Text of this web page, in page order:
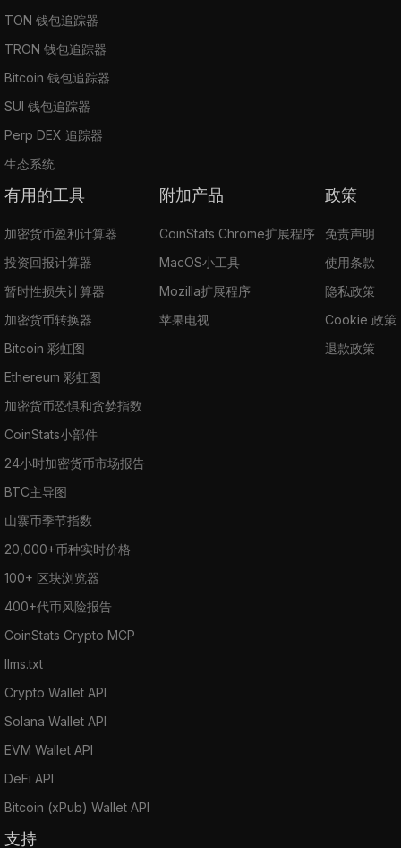
TON 钱包追踪器
TRON 钱包追踪器
Bitcoin 钱包追踪器
SUI 钱包追踪器
Perp DEX 追踪器
生态系统
有用的工具
加密货币盈利计算器
投资回报计算器
暂时性损失计算器
加密货币转换器
Bitcoin 彩虹图
Ethereum 彩虹图
加密货币恐惧和贪婪指数
CoinStats小部件
24小时加密货币市场报告
BTC主导图
山寨币季节指数
20,000+币种实时价格
100+ 区块浏览器
400+代币风险报告
CoinStats Crypto MCP
llms.txt
Crypto Wallet API
Solana Wallet API
EVM Wallet API
DeFi API
Bitcoin (xPub) Wallet API
附加产品
CoinStats Chrome扩展程序
MacOS小工具
Mozilla扩展程序
苹果电视
政策
免责声明
使用条款
隐私政策
Cookie 政策
退款政策
支持